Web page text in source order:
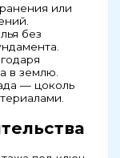
или
без
в землю.
— цоколь